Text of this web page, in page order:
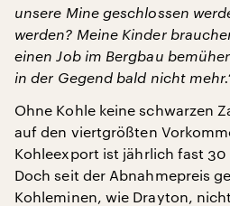
unsere Mine geschlossen
werden? Meine Kinder
einen Job im Bergbau
in der Gegend bald nicht
Ohne Kohle keine schwarzen
auf den viertgrößten
Kohleexport ist jährlich fast
Doch seit der Abnahmepreis
Kohleminen, wie Drayton,